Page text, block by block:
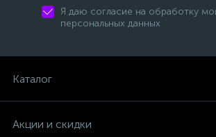
Я даю согласие на обработку
персональных данных
Каталог
Акции и скидки